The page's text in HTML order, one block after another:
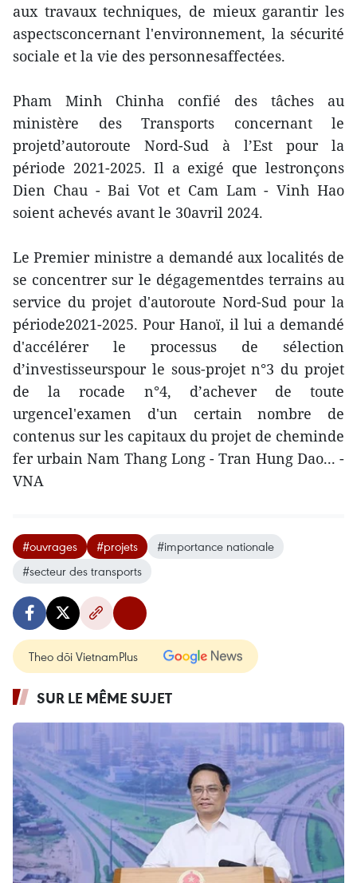
aux travaux techniques, de mieux garantir les
aspectsconcernant l'environnement, la sécurité
sociale et la vie des personnesaffectées.
Pham Minh Chinha confié des tâches au
ministère des Transports concernant le
projetd’autoroute Nord-Sud à l’Est pour la
période 2021-2025. Il a exigé que lestronçons
Dien Chau - Bai Vot et Cam Lam - Vinh Hao
soient achevés avant le 30avril 2024.
Le Premier ministre a demandé aux localités de
se concentrer sur le dégagementdes terrains au
service du projet d'autoroute Nord-Sud pour la
période2021-2025. Pour Hanoï, il lui a demandé
d'accélérer le processus de sélection
d’investisseurspour le sous-projet n°3 du projet
de la rocade n°4, d’achever de toute
urgencel'examen d'un certain nombre de
contenus sur les capitaux du projet de cheminde
fer urbain Nam Thang Long - Tran Hung Dao... -
VNA
#ouvrages #projets
#importance nationale
#secteur des transports
Theo dõi VietnamPlus
SUR LE MÊME SUJET